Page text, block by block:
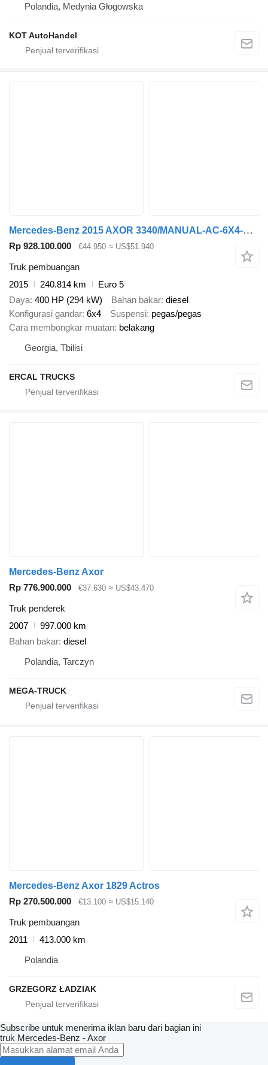
Polandia, Medynia Głogowska
KOT AutoHandel
Mercedes-Benz 2015 AXOR 3340/MANUAL-AC-6X4-EURO5-HARDOX TIPPER *
Rp 928.100.000 €44.950 ≈ US$51.940
Truk pembuangan
2015
240.814 km
Euro 5
Daya 400 HP (294 kW) Bahan bakar diesel
Konfigurasi gandar 6x4 Suspensi pegas/pegas
Cara membongkar muatan belakang
Georgia, Tbilisi
ERCAL TRUCKS
Mercedes-Benz Axor
Rp 776.900.000
€37.630 ≈ US$43.470
Truk penderek
2007
997.000 km
Bahan bakar diesel
Polandia, Tarczyn
MEGA-TRUCK
Mercedes-Benz Axor 1829 Actros
Rp 270.500.000
€13.100 ≈ US$15.140
Truk pembuangan
2011
413.000 km
Polandia
GRZEGORZ ŁADZIAK
Subscribe untuk menerima iklan baru dari bagian ini
truk Mercedes-Benz - Axor